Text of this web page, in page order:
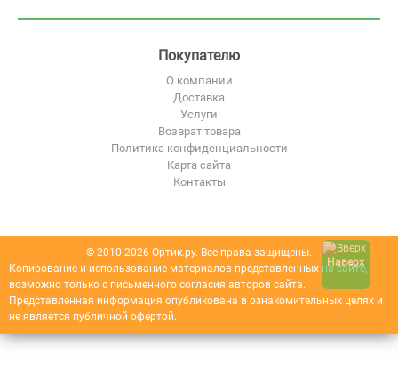
Покупателю
О компании
Доставка
Услуги
Возврат товара
Политика конфиденциальности
Карта сайта
Контакты
© 2010-2026 Ортик.ру. Все права защищены.
Копирование и использование материалов представленных на сайте,
возможно только с письменного согласия авторов сайта.
Представленная информация опубликована в ознакомительных целях и
не является публичной офертой.
Наверх